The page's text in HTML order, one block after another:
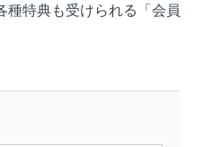
種特典も受けられる「会員